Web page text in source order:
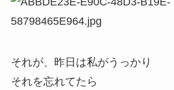
それが、昨日は私がうっかり
それを忘れてたら